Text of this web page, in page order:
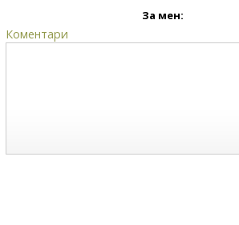
За мен:
Коментари